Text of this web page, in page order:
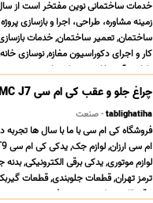
زمینه مشاوره، طراحی، اجرا و بازسازی
ساختمان, تعمیر ساختمان, خدمات
کار و اجرای دکوراسیون مغازه, نوسازی
طراحی آشپزخانه, محوطه سازی و نصب
چراغ جلو و عقب کی ام سی KMC J7
tablighatiha- صنعت
فروشگاه کی ام سی با ما با سال ها
لوازم موتوری, یدکی برقی الکترونیکی,
ترمز تهران, قطعات جلوبندی, قطعات
برقی الکترونیکی, سیستم فرم ... ...